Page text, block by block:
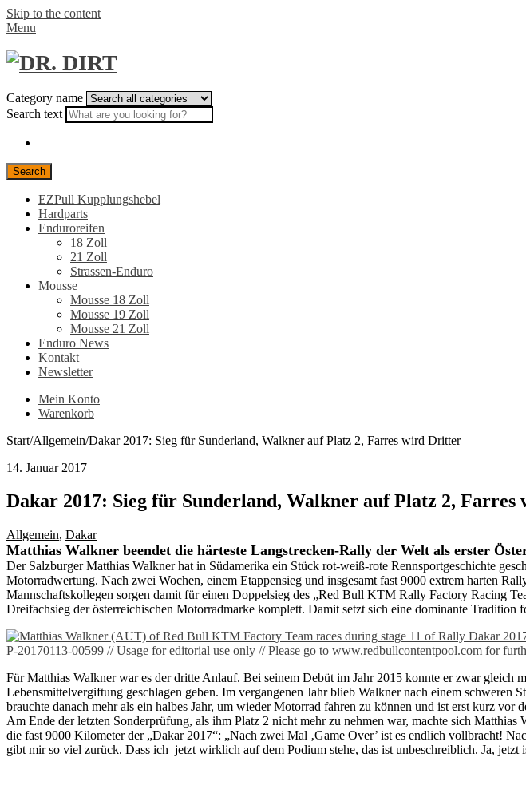
Skip to the content
Menu
Category name
Search text
Search
EZPull Kupplungshebel
Hardparts
Enduroreifen
18 Zoll
21 Zoll
Strassen-Enduro
Mousse
Mousse 18 Zoll
Mousse 19 Zoll
Mousse 21 Zoll
Enduro News
Kontakt
Newsletter
Mein Konto
Warenkorb
Start/Allgemein/Dakar 2017: Sieg für Sunderland, Walkner auf Platz 2, Farres wird Dritter
14. Januar 2017
Dakar 2017: Sieg für Sunderland, Walkner auf Platz 2,
Allgemein, Dakar
Matthias Walkner beendet die härteste Langstrecken-Rally der Welt als erster
Der Salzburger Matthias Walkner hat in Südamerika ein Stück rot-weiß-rote Rennsportgeschichte
Motorradwertung. Nach zwei Wochen, einem Etappensieg und insgesamt fast 9000 extrem harten
Mannschaftskollegen sorgen damit für einen Doppelsieg des „Red Bull KTM Rally Factory Racing
Dreifachsieg der österreichischen Motorradmarke komplett. Damit setzt sich eine dominante
Für Matthias Walkner war es der dritte Anlauf. Bei seinem Debüt im Jahr 2015 konnte er zwar gleich
Lebensmittelvergiftung geschlagen geben. Im vergangenen Jahr blieb Walkner nach einem
brauchte danach mehr als ein halbes Jahr, um wieder Motorrad fahren zu können und ist erst kurz vor
Am Ende der letzten Sonderprüfung, als ihm Platz 2 nicht mehr zu nehmen war, machte sich
die fast 9000 Kilometer der „Dakar 2017“: „Nach zwei Mal ‚Game Over’ ist es endlich vollbracht!
gibt mir so viel zurück. Dass ich jetzt wirklich auf dem Podium stehe, das ist unbeschreiblich. Ja, jetzt